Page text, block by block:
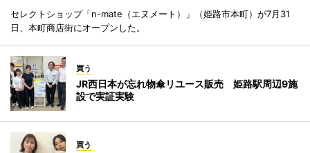
セレクトショップ「n-mate（エヌメート）」（姫路市本町）が7月31
日、本町商店街にオープンした。
買う
JR西日本が忘れ物傘リユース販売 姫路駅周辺9施
設で実証実験
買う